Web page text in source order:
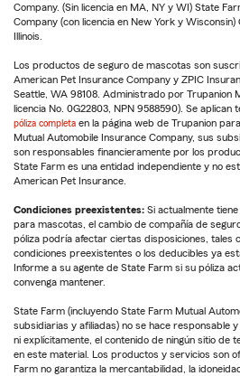
Company. (Sin licencia en MA, NY y WI) State
Company (con licencia en New York y Wisconsin)
Illinois.
Los productos de seguro de mascotas son
American Pet Insurance Company y ZPIC
Seattle, WA 98108. Administrado por Trupanion
licencia No. 0G22803, NPN 9588590). Se aplican
póliza completa en la página web de Trupanion
Mutual Automobile Insurance Company, sus
son responsables financieramente por los
State Farm es una entidad independiente y no
American Pet Insurance.
Condiciones preexistentes: Si actualmente
para mascotas, el cambio de compañía de
póliza podría afectar ciertas disposiciones, tales
condiciones preexistentes o los deducibles ya
Informe a su agente de State Farm si su póliza
convenga mantener.
State Farm (incluyendo State Farm Mutual
subsidiarias y afiliadas) no se hace responsable
ni explícitamente, el contenido de ningún sitio de
en este material. Los productos y servicios son
Farm no garantiza la mercantabilidad, la